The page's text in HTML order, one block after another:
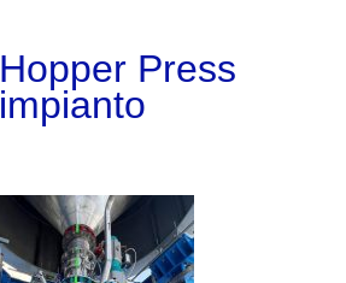
P rodotti
M
Hopper Press
impianto